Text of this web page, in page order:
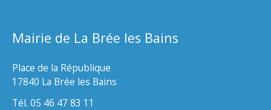
Mairie de La Brée les Bains
Place de la République
17840 La Brée les Bains
Tél. 05 46 47 83 11